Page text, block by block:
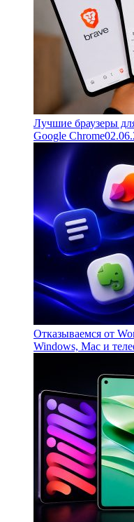
Лучшие браузеры
Google Chrome
Отказываемся от
Windows, Mac и